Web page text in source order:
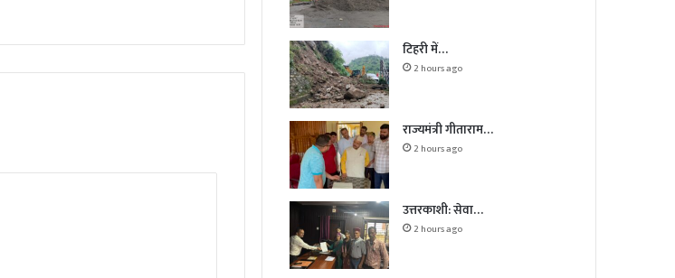
टिहरी में…
2 hours ago
राज्यमंत्री गीताराम…
2 hours ago
उत्तरकाशी: सेवा…
2 hours ago